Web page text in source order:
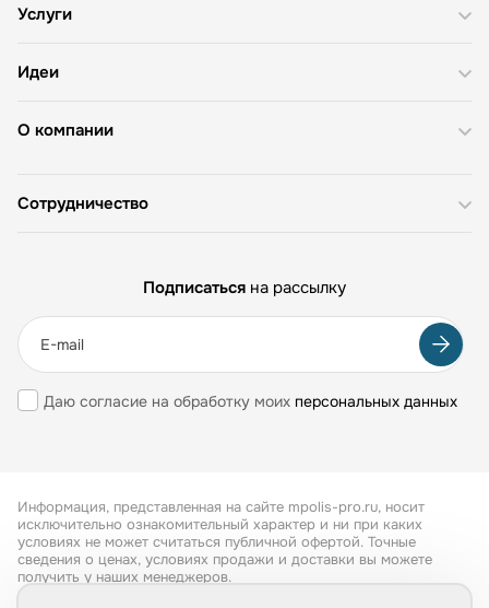
О компании
Услуги
Идеи
Сотрудничество
Подписаться на рассылку
Даю согласие на обработку моих персональных данных
Информация, представленная на сайте mpolis-pro.ru, носит
исключительно ознакомительный характер и ни при каких
условиях не может считаться публичной офертой. Точные
сведения о ценах, условиях продажи и доставки вы можете
получить у наших менеджеров.